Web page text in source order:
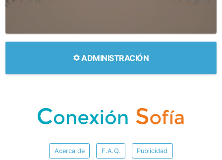
ADMINISTRACIÓN
Acerca de F.A.Q. Publicidad